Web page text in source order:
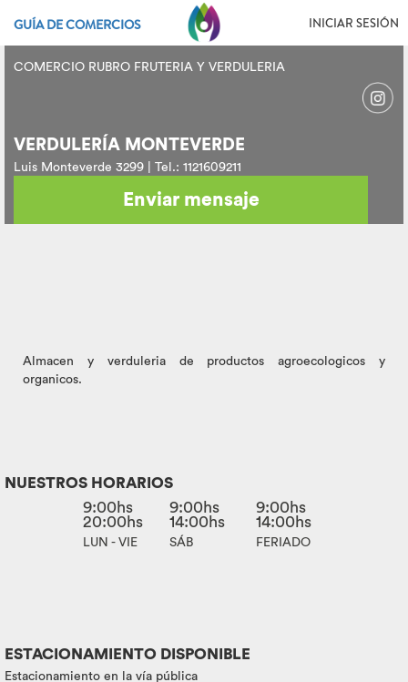
GUÍA DE COMERCIOS INICIAR SESIÓN
COMERCIO RUBRO FRUTERIA Y VERDULERIA
VERDULERÍA MONTEVERDE
Luis Monteverde 3299 | Tel.: 1121609211
Enviar mensaje
Almacen y verduleria de productos agroecologicos y
organicos.
NUESTROS HORARIOS
9:00hs
20:00hs
LUN - VIE
9:00hs
14:00hs
SÁB
9:00hs
14:00hs
FERIADO
ESTACIONAMIENTO DISPONIBLE
Estacionamiento en la vía pública